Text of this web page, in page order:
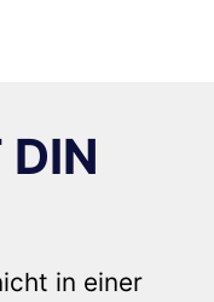
DIN
in einer